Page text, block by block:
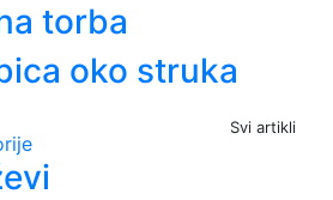
torba
oko struka
Svi artikli